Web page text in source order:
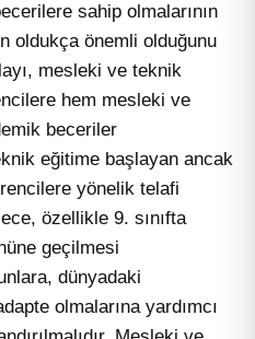
sahip olmalarının
oldukça önemli olduğunu
mesleki ve teknik
hem mesleki ve
beceriler
eğitime başlayan ancak
yönelik telafi
özellikle 9. sınıfta
geçilmesi
dünyadaki
olmalarına yardımcı